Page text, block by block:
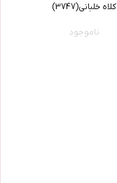
کلاه خلبانی(3747)
ناموجود